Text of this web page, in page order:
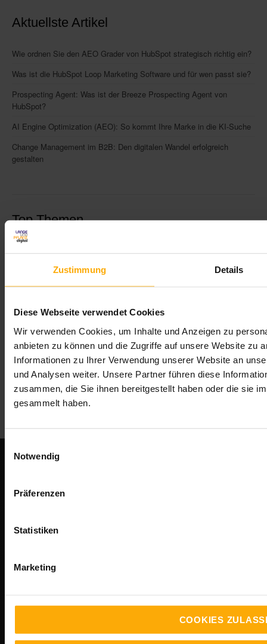
Zustimmung Details
Diese Webseite verwendet Cookies
Wir verwenden Cookies, um Inhalte und Anzeigen zu
anbieten zu können und die Zugriffe auf unsere Website zu
Informationen zu Ihrer Verwendung unserer Website an
und Analysen weiter. Unsere Partner führen diese
zusammen, die Sie ihnen bereitgestellt haben oder die sie
gesammelt haben.
Notwendig
Präferenzen
Statistiken
Marketing
COOKIES
Aktuellste Artikel
Wie ordnen Sie den AEO Grader von HubSpot strategisch richtig ein?
Was ist die HubSpot Loop Marketing Software und für wen passt sie?
Prospecting Agent: Was ist der Breeze Prospecting Agent von
HubSpot?
AI Engine Optimization (AEO): So kommt Ihre Marke in die KI-Suche
Change Management im B2B: Den digitalen Wandel erfolgreich
gestalten
Top Themen
Social Media Marketing(130)
(54)
SEO(47)
Inbound Marketing (37)
alle ansehen
KONTAKT
Joachim-Becher-Straße 2
Telefon +49 (0)6232 60 55-0